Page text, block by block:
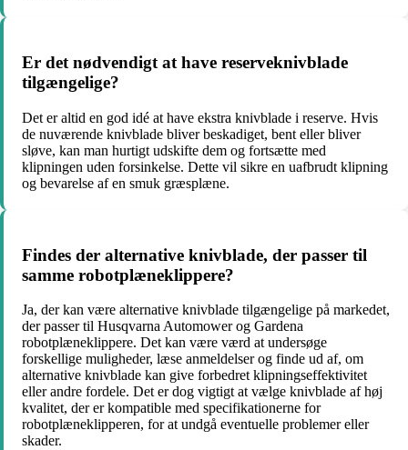
Er det nødvendigt at have reserveknivblade
tilgængelige?
Det er altid en god idé at have ekstra knivblade i reserve. Hvis
de nuværende knivblade bliver beskadiget, bent eller bliver
sløve, kan man hurtigt udskifte dem og fortsætte med
klipningen uden forsinkelse. Dette vil sikre en uafbrudt klipning
og bevarelse af en smuk græsplæne.
Findes der alternative knivblade, der passer til
samme robotplæneklippere?
Ja, der kan være alternative knivblade tilgængelige på markedet,
der passer til Husqvarna Automower og Gardena
robotplæneklippere. Det kan være værd at undersøge
forskellige muligheder, læse anmeldelser og finde ud af, om
alternative knivblade kan give forbedret klipningseffektivitet
eller andre fordele. Det er dog vigtigt at vælge knivblade af høj
kvalitet, der er kompatible med specifikationerne for
robotplæneklipperen, for at undgå eventuelle problemer eller
skader.